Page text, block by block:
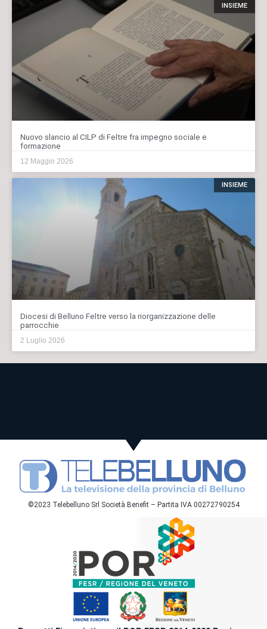
INSIEME
Nuovo slancio al CILP di Feltre fra impegno sociale e
formazione
12 Maggio 2026
INSIEME
Diocesi di Belluno Feltre verso la riorganizzazione delle
parrocchie
2 Luglio 2026
©2023 Telebelluno Srl Società Benefit – Partita IVA 00272790254